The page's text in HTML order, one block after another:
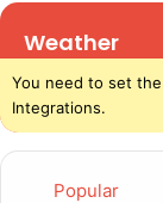
Weather
You need to set
Integrations.
Popular